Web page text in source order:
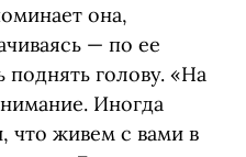
она,
— по ее
голову. «На
Иногда
что живем с вами в